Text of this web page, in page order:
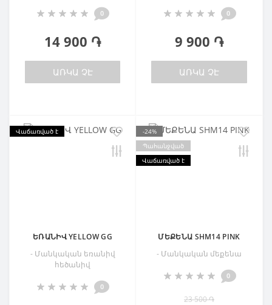
0
14 900 ֏
ԱՌԿԱ ՉԷ
0
9 900 ֏
ԱՌԿԱ ՉԷ
Վաճառված է
ԵՌԱՆԻՎ YELLOW GG
- Մանկական եռանիվ
հեծանիվ
0
-24%
Պահանջված
Վաճառված է
ՄԵՔԵՆԱ SHM14 PINK
- Մանկական մեքենա
0
23 500 ֏